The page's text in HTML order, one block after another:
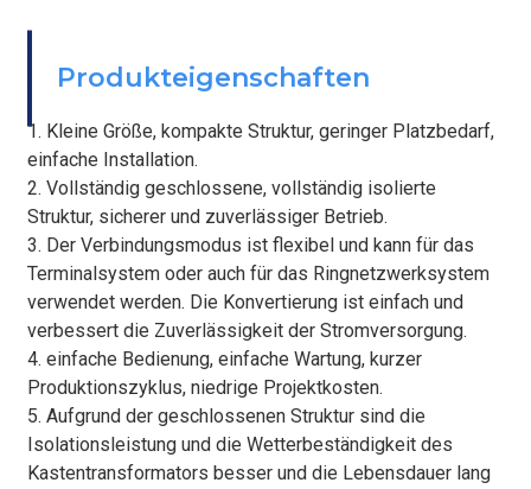
Produkteigenschaften
1. Kleine Größe, kompakte Struktur, geringer Platzbedarf,
einfache Installation.
2. Vollständig geschlossene, vollständig isolierte
Struktur, sicherer und zuverlässiger Betrieb.
3. Der Verbindungsmodus ist flexibel und kann für das
Terminalsystem oder auch für das Ringnetzwerksystem
verwendet werden. Die Konvertierung ist einfach und
verbessert die Zuverlässigkeit der Stromversorgung.
4. einfache Bedienung, einfache Wartung, kurzer
Produktionszyklus, niedrige Projektkosten.
5. Aufgrund der geschlossenen Struktur sind die
Isolationsleistung und die Wetterbeständigkeit des
Kastentransformators besser und die Lebensdauer lang